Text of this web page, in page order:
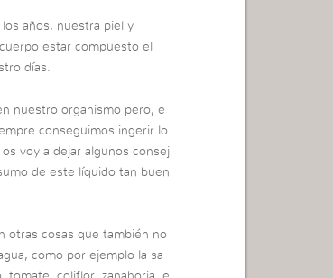
años, nuestra piel y
estar compuesto el
días.
nuestro organismo pero, e
conseguimos ingerir lo
voy a dejar algunos consej
de este líquido tan buen
otras cosas que también no
como por ejemplo la sa